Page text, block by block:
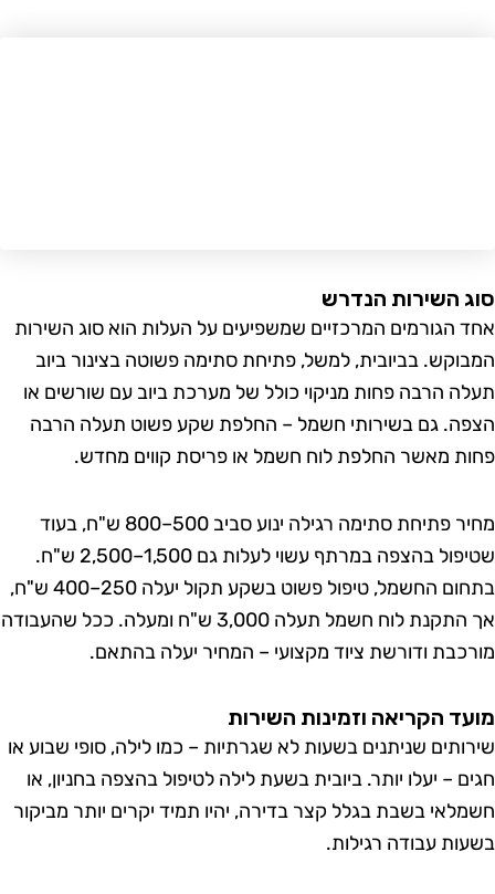
השירות הנדרש
הגורמים המרכזיים שמשפיעים על העלות הוא סוג השירות
בביובית, למשל, פתיחת סתימה פשוטה בצינור ביוב
הרבה פחות מניקוי כולל של מערכת ביוב עם שורשים או
גם בשירותי חשמל – החלפת שקע פשוט תעלה הרבה
מאשר החלפת לוח חשמל או פריסת קווים מחדש.
מחיר פתיחת סתימה רגילה ינוע סביב 500–800 ש"ח, בעוד
שטיפול בהצפה במרתף עשוי לעלות גם 1,500–2,500 ש"ח.
בתחום החשמל, טיפול פשוט בשקע תקול יעלה 250–400 ש"ח,
אך התקנת לוח חשמל תעלה 3,000 ש"ח ומעלה. ככל שהעבודה
ודורשת ציוד מקצועי – המחיר יעלה בהתאם.
הקריאה וזמינות השירות
שניתנים בשעות לא שגרתיות – כמו לילה, סופי שבוע או
– יעלו יותר. ביובית בשעת לילה לטיפול בהצפה בחניון, או
בשבת בגלל קצר בדירה, יהיו תמיד יקרים יותר מביקור
עבודה רגילות.